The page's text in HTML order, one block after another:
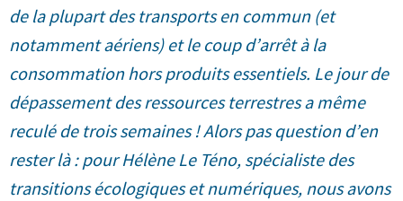
de la plupart des transports en commun (et
notamment aériens) et le coup d’arrêt à la
consommation hors produits essentiels. Le jour de
dépassement des ressources terrestres a même
reculé de trois semaines ! Alors pas question d’en
rester là : pour Hélène Le Téno, spécialiste des
transitions écologiques et numériques, nous avons